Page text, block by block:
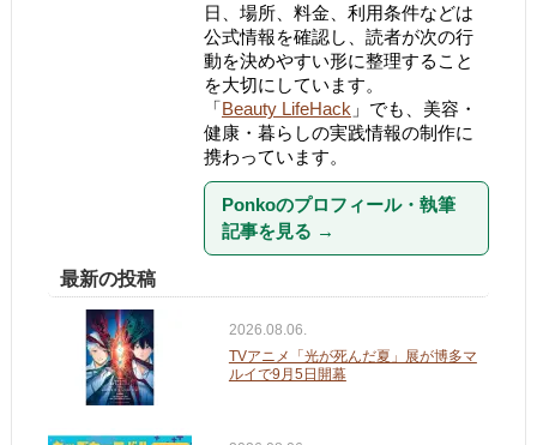
日、場所、料金、利用条件などは
公式情報を確認し、読者が次の行
動を決めやすい形に整理すること
を大切にしています。
「Beauty LifeHack 」でも、美容・
健康・暮らしの実践情報の制作に
携わっています。
Ponkoのプロフィール・執筆
記事を見る →
最新の投稿
2026.08.06.
TVアニメ「光が死んだ夏」展が博多マ
ルイで9月5日開幕